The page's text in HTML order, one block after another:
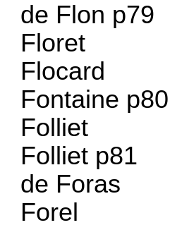
de Flon p79
Floret
Flocard
Fontaine p80
Folliet
Folliet p81
de Foras
Forel